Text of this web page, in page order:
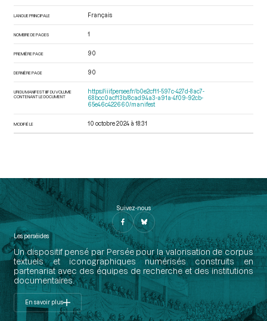
LANGUE PRINCIPALE Français
NOMBRE DE PAGES 1
PREMIÈRE PAGE 90
DERNIÈRE PAGE 90
URI DU MANIFEST IIIF DU VOLUME
CONTENANT LE DOCUMENT
https://iiif.persee.fr/b0e2cf11-597c-427d-8ac7-
68bcc0acf13b/8cad94a3-a91a-4f09-92cb-
65e46c422660/manifest
MODIFIÉ LE 10 octobre 2024 à 18:31
Suivez-nous
Les perséides
Un dispositif pensé par Persée pour la valorisation de corpus
textuels et iconographiques numérisés construits en
partenariat avec des équipes de recherche et des institutions
documentaires.
En savoir plus